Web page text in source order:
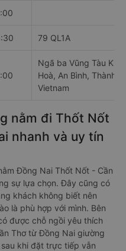
79 QL1A
Ngã ba Vũng Tàu
Hoà, An Bình, Thành
Vietnam
nằm đi Thốt Nốt
nhanh và uy tín
Đồng Nai Thốt Nốt - Cần
sự lựa chọn. Đây cũng có
khách không biết nên
là phù hợp với mình. Bên
được chỗ ngồi yêu thích
Thơ từ Đồng Nai giường
khi đặt trực tiếp vẫn